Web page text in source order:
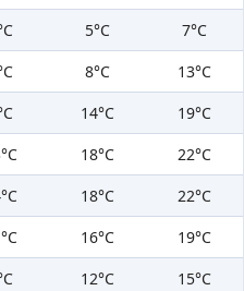
5°C
7°C
8°C
13°C
14°C
19°C
18°C
22°C
18°C
22°C
16°C
19°C
12°C
15°C